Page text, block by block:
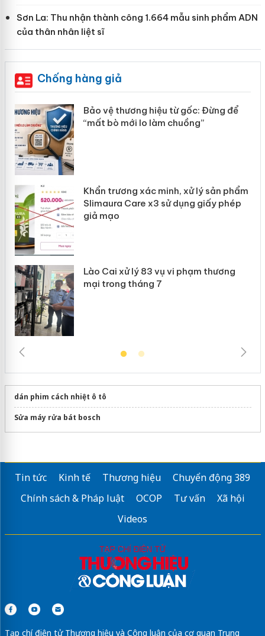
Sơn La: Thu nhận thành công 1.664 mẫu sinh phẩm ADN
của thân nhân liệt sĩ
Chống hàng giả
Bảo vệ thương hiệu từ gốc: Đừng để
“mất bò mới lo làm chuồng”
Khẩn trương xác minh, xử lý sản phẩm
Slimaura Care x3 sử dụng giấy phép
giả mạo
Lào Cai xử lý 83 vụ vi phạm thương
mại trong tháng 7
dán phim cách nhiệt ô tô
Sửa máy rửa bát bosch
Tin tức Kinh tế Thương hiệu
Chuyển động 389
Chính sách & Pháp luật
OCOP Tư vấn
Xã hội
Videos
Tạp chí điện tử Thương hiệu và Công luận của cơ quan Trung